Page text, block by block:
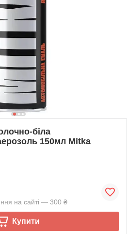
біла
150мл Mitka
на сайті — 300 ₴
Купити